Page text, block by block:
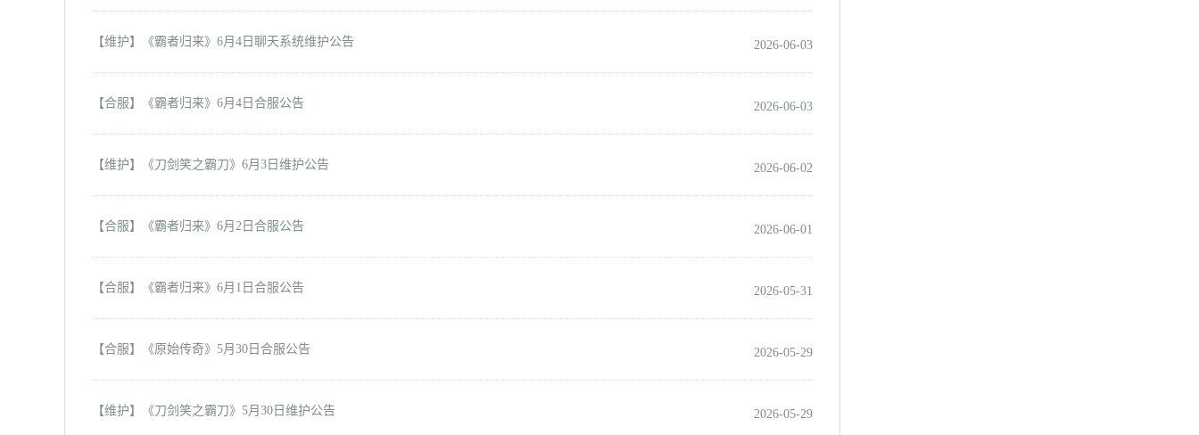
【维护】《霸者归来》6月4日聊天系统维护公告 2026-06-03
【合服】《霸者归来》6月4日合服公告 2026-06-03
【维护】《刀剑笑之霸刀》6月3日维护公告 2026-06-02
【合服】 《霸者归来》6月2日合服公告 2026-06-01
【合服】 《霸者归来》6月1日合服公告 2026-05-31
【合服】《原始传奇》5月30日合服公告 2026-05-29
【维护】《刀剑笑之霸刀》5月30日维护公告 2026-05-29